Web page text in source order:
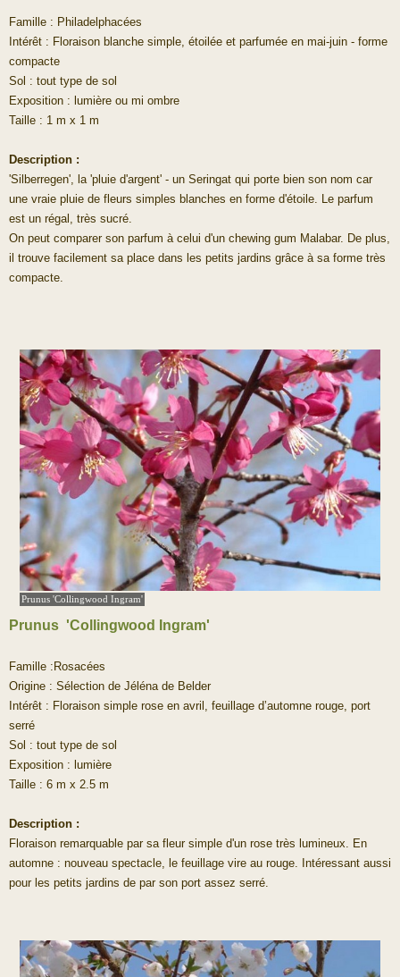
Famille : Philadelphacées
Intérêt : Floraison blanche simple, étoilée et parfumée en mai-juin - forme
compacte
Sol : tout type de sol
Exposition : lumière ou mi ombre
Taille : 1 m x 1 m
Description :
'Silberregen', la 'pluie d'argent' - un Seringat qui porte bien son nom car
une vraie pluie de fleurs simples blanches en forme d'étoile. Le parfum
est un régal, très sucré.
On peut comparer son parfum à celui d'un chewing gum Malabar. De plus,
il trouve facilement sa place dans les petits jardins grâce à sa forme très
compacte.
Prunus 'Collingwood Ingram'
Prunus 'Collingwood Ingram'
Famille :Rosacées
Origine : Sélection de Jéléna de Belder
Intérêt : Floraison simple rose en avril, feuillage d’automne rouge, port
serré
Sol : tout type de sol
Exposition : lumière
Taille : 6 m x 2.5 m
Description :
Floraison remarquable par sa fleur simple d'un rose très lumineux. En
automne : nouveau spectacle, le feuillage vire au rouge. Intéressant aussi
pour les petits jardins de par son port assez serré.